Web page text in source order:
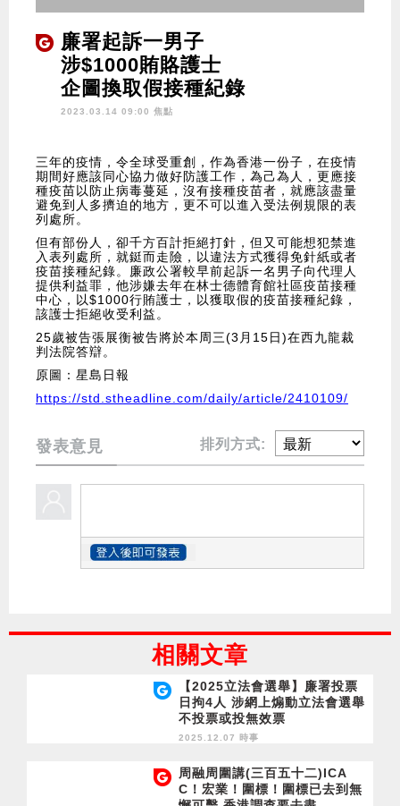
廉署起訴一男子
涉$1000賄賂護士
企圖換取假接種紀錄
2023.03.14 09:00 焦點
三年的疫情，令全球受重創，作為香港一份子，在疫情
期間好應該同心協力做好防護工作，為己為人，更應接
種疫苗以防止病毒蔓延，沒有接種疫苗者，就應該盡量
避免到人多擠迫的地方，更不可以進入受法例規限的表
列處所。
但有部份人，卻千方百計拒絕打針，但又可能想犯禁進
入表列處所，就鋌而走險，以違法方式獲得免針紙或者
疫苗接種紀錄。廉政公署較早前起訴一名男子向代理人
提供利益罪，他涉嫌去年在林士德體育館社區疫苗接種
中心，以$1000行賄護士，以獲取假的疫苗接種紀錄，
該護士拒絕收受利益。
25歲被告張展衡被告將於本周三(3月15日)在西九龍裁
判法院答辯。
原圖：星島日報
https://std.stheadline.com/daily/article/2410109/
發表意見 排列方式:
相關文章
【2025立法會選舉】廉署投票
日拘4人 涉網上煽動立法會選舉
不投票或投無效票
2025.12.07 時事
周融周圍講(三百五十二)ICA
C！宏業！圍標！圍標已去到無